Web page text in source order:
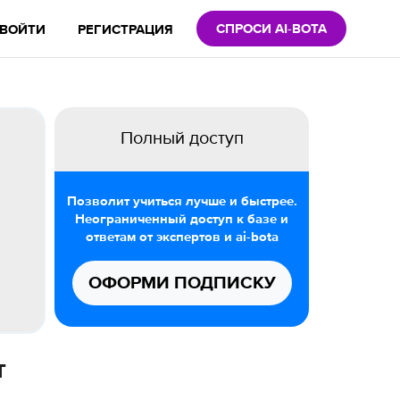
ВОЙТИ РЕГИСТРАЦИЯ СПРОСИ AI-BOTA
Полный доступ
Позволит учиться лучше и быстрее.
Неограниченный доступ к базе и
ответам от экспертов и ai-bota
ОФОРМИ ПОДПИСКУ